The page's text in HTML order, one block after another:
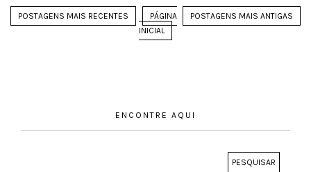
POSTAGENS MAIS RECENTES POSTAGENS MAIS ANTIGAS
PÁGINA
INICIAL
ENCONTRE AQUI